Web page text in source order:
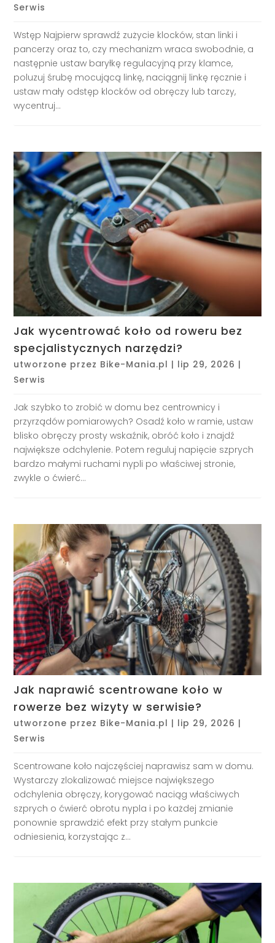
Serwis
Wstęp Najpierw sprawdź zużycie klocków, stan linki i
pancerzy oraz to, czy mechanizm wraca swobodnie, a
następnie ustaw baryłkę regulacyjną przy klamce,
poluzuj śrubę mocującą linkę, naciągnij linkę ręcznie i
ustaw mały odstęp klocków od obręczy lub tarczy,
wycentruj...
Jak wycentrować koło od roweru bez
specjalistycznych narzędzi?
utworzone przez Bike-Mania.pl | lip 29, 2026 |
Serwis
Jak szybko to zrobić w domu bez centrownicy i
przyrządów pomiarowych? Osadź koło w ramie, ustaw
blisko obręczy prosty wskaźnik, obróć koło i znajdź
największe odchylenie. Potem reguluj napięcie szprych
bardzo małymi ruchami nypli po właściwej stronie,
zwykle o ćwierć...
Jak naprawić scentrowane koło w
rowerze bez wizyty w serwisie?
utworzone przez Bike-Mania.pl | lip 29, 2026 |
Serwis
Scentrowane koło najczęściej naprawisz sam w domu.
Wystarczy zlokalizować miejsce największego
odchylenia obręczy, korygować naciąg właściwych
szprych o ćwierć obrotu nypla i po każdej zmianie
ponownie sprawdzić efekt przy stałym punkcie
odniesienia, korzystając z...